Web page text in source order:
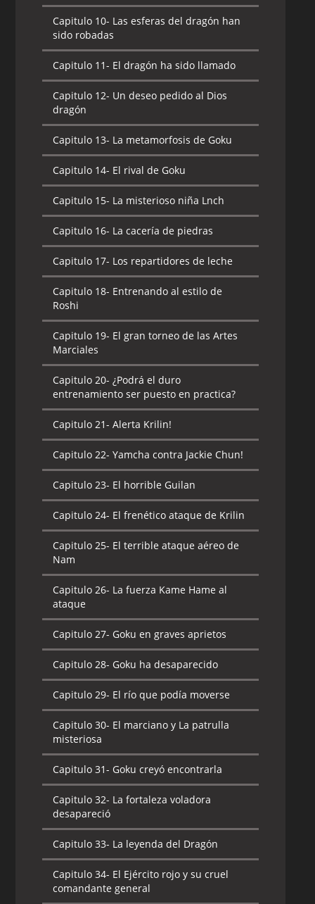
Capitulo 10- Las esferas del dragón han
sido robadas
Capitulo 11- El dragón ha sido llamado
Capitulo 12- Un deseo pedido al Dios
dragón
Capitulo 13- La metamorfosis de Goku
Capitulo 14- El rival de Goku
Capitulo 15- La misterioso niña Lnch
Capitulo 16- La cacería de piedras
Capitulo 17- Los repartidores de leche
Capitulo 18- Entrenando al estilo de
Roshi
Capitulo 19- El gran torneo de las Artes
Marciales
Capitulo 20- ¿Podrá el duro
entrenamiento ser puesto en practica?
Capitulo 21- Alerta Krilin!
Capitulo 22- Yamcha contra Jackie Chun!
Capitulo 23- El horrible Guilan
Capitulo 24- El frenético ataque de Krilin
Capitulo 25- El terrible ataque aéreo de
Nam
Capitulo 26- La fuerza Kame Hame al
ataque
Capitulo 27- Goku en graves aprietos
Capitulo 28- Goku ha desaparecido
Capitulo 29- El río que podía moverse
Capitulo 30- El marciano y La patrulla
misteriosa
Capitulo 31- Goku creyó encontrarla
Capitulo 32- La fortaleza voladora
desapareció
Capitulo 33- La leyenda del Dragón
Capitulo 34- El Ejército rojo y su cruel
comandante general